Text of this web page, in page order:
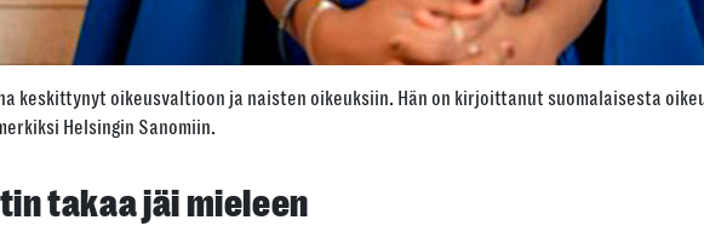
keskittynyt oikeusvaltioon ja naisten oikeuksiin. Hän on kirjoittanut suomalaisesta
Helsingin Sanomiin.
takaa jäi mieleen